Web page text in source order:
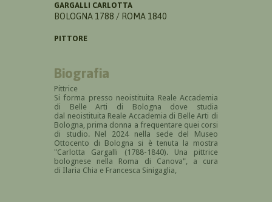
GARGALLI CARLOTTA
BOLOGNA 1788 / ROMA 1840
PITTORE
Biografia
Pittrice
Si forma presso neoistituita Reale Accademia
di Belle Arti di Bologna dove studia
dal neoistituita Reale Accademia di Belle Arti di
Bologna, prima donna a frequentare quei corsi
di studio. Nel 2024 nella sede del Museo
Ottocento di Bologna si è tenuta la mostra
"Carlotta Gargalli (1788-1840). Una pittrice
bolognese nella Roma di Canova", a cura
di Ilaria Chia e Francesca Sinigaglia,